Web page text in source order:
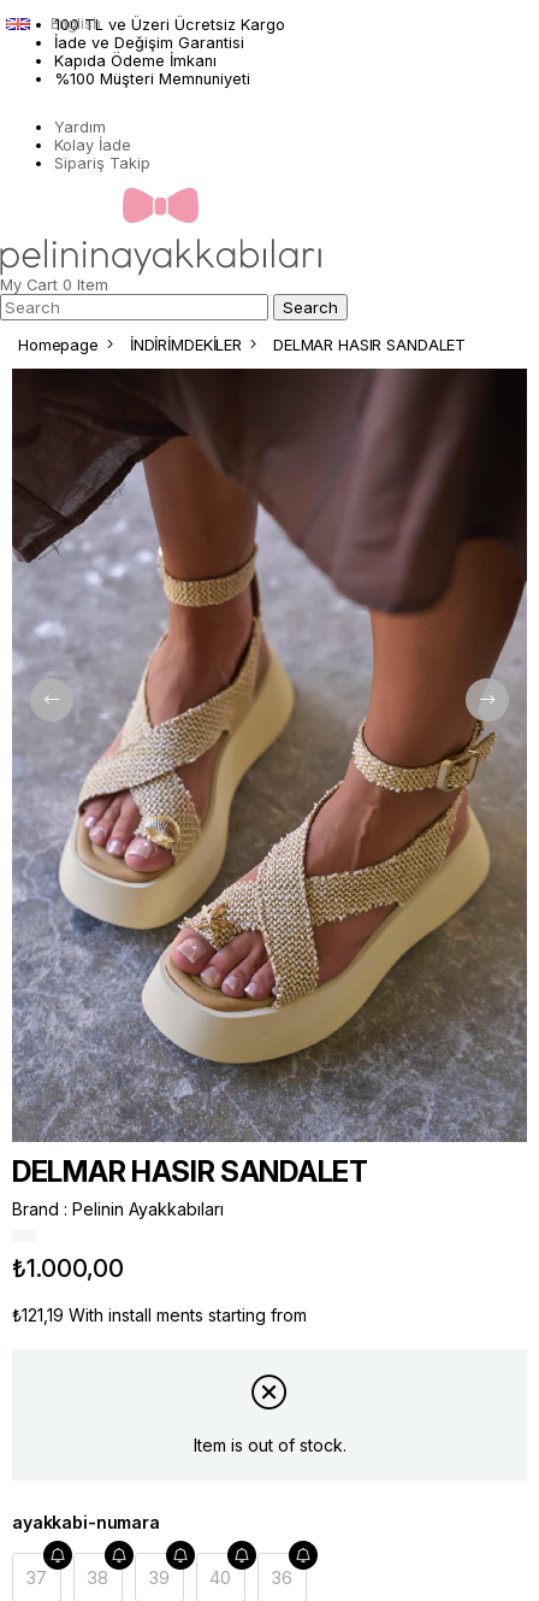
100 TL ve Üzeri Ücretsiz Kargo
İade ve Değişim Garantisi
Kapıda Ödeme İmkanı
%100 Müşteri Memnuniyeti
Yardım
Kolay İade
Sipariş Takip
English
My Cart 0 Item
Homepage İNDİRİMDEKİLER DELMAR HASIR SANDALET
DELMAR HASIR SANDALET
Brand : Pelinin Ayakkabıları
₺1.000,00
₺121,19 With install ments starting from
Item is out of stock.
ayakkabi-numara
37 38 39 40 36